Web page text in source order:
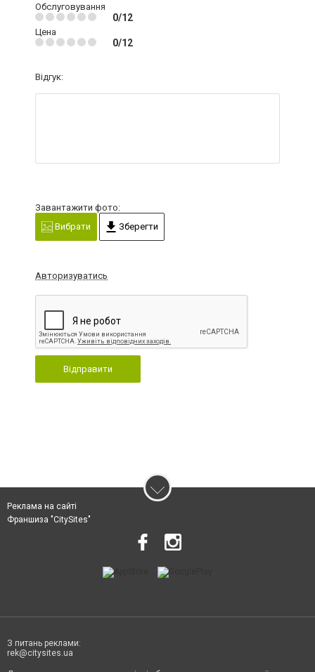
Обслуговування
0/12
Цена
0/12
Відгук:
Завантажити фото:
Вибрати
Зберегти
Авторизуватись
Відправити
Реклама на сайті
Франшиза "CitySites"
З питань реклами:
rek@citysites.ua